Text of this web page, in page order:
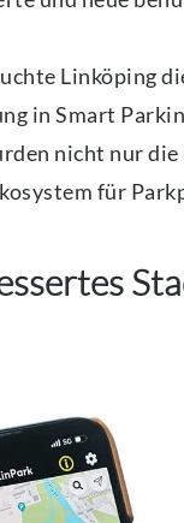
Linköping
in Smart
nicht nur
für